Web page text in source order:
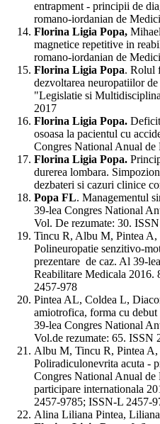
entrapment - principii de
romano-iordanian de
Florina Ligia Popa,
magnetice repetitive in
romano-iordanian de
Florina Ligia Popa. Rolul
dezvoltarea neuropatiilor
"Legislatie si
2017
Florina Ligia Popa.
osoasa la pacientul cu
Congres National Anual de
Florina Ligia Popa.
durerea lombara.
dezbateri si cazuri clinice
Popa FL. Managementul
39-lea Congres National
Vol. De rezumate: 30.
Tincu R, Albu M, Pintea A,
Polineuropatie senzitivo-
prezentare de caz. Al 39-
Reabilitare Medicala
2457-978
Pintea AL, Coldea L,
amiotrofica, forma cu
39-lea Congres National
Vol.de rezumate: 65. ISSN
Albu M, Tincu R, Pintea
Poliradiculonevrita acuta -
Congres National Anual de
participare internationala
2457-9785; ISSN-L 2457-
Alina Liliana Pintea,